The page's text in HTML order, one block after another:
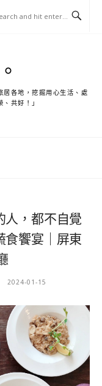
居各地，挖掘用心生活、處
共好！」
人，都不自覺
食饗宴｜屏東
2024-01-15